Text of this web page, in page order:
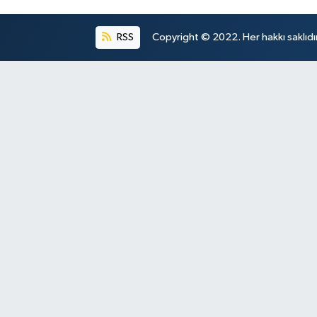
RSS Copyright © 2022. Her hakkı